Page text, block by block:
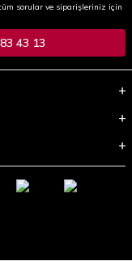
sorular ve siparişleriniz için
43 13